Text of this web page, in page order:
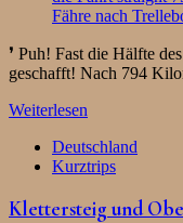
❜ Puh! Fast die Hälfte
geschafft! Nach 794
Weiterlesen
Deutschland
Kurztrips
Klettersteig und